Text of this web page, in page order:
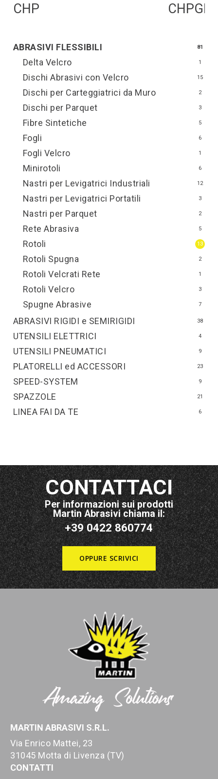
CHP CHPGP
ABRASIVI FLESSIBILI 81
Delta Velcro 1
Dischi Abrasivi con Velcro 15
Dischi per Carteggiatrici da Muro 2
Dischi per Parquet 3
Fibre Sintetiche 5
Fogli 6
Fogli Velcro 1
Minirotoli 6
Nastri per Levigatrici Industriali 12
Nastri per Levigatrici Portatili 3
Nastri per Parquet 2
Rete Abrasiva 5
Rotoli 13
Rotoli Spugna 2
Rotoli Velcrati Rete 1
Rotoli Velcro 3
Spugne Abrasive 7
ABRASIVI RIGIDI e SEMIRIGIDI 38
LINEA FAI DA TE 6
PLATORELLI ed ACCESSORI 23
SPAZZOLE 21
SPEED-SYSTEM 9
UTENSILI ELETTRICI 4
UTENSILI PNEUMATICI 9
CONTATTACI
Per informazioni sui prodotti
Martin Abrasivi chiama il:
+39 0422 860774
OPPURE SCRIVICI
MARTIN ABRASIVI S.R.L.
Via Enrico Mattei, 23
31045 Motta di Livenza (TV)
CONTATTI